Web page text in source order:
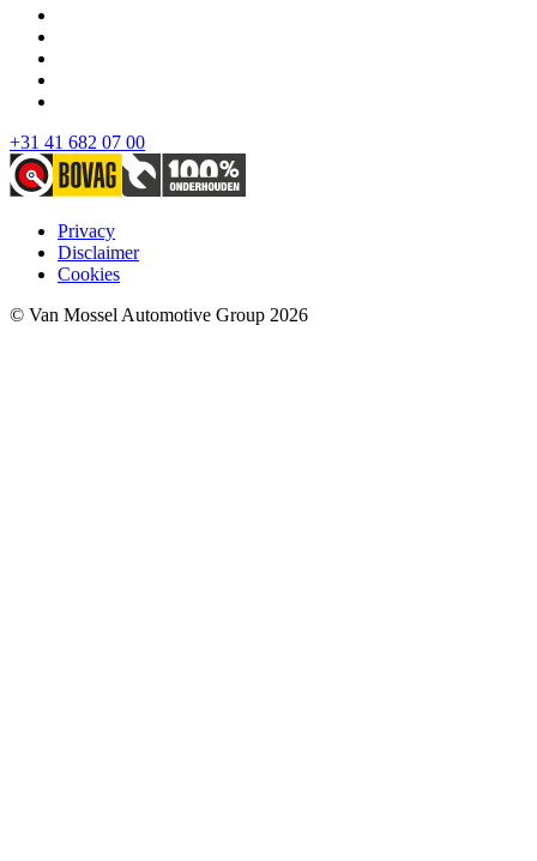
+31 41 682 07 00
Privacy
Disclaimer
Cookies
© Van Mossel Automotive Group 2026